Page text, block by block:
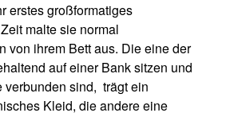
erstes großformatiges
malte sie normal
von ihrem Bett aus. Die eine der
auf einer Bank sitzen und
sind, trägt ein
Kleid, die andere eine